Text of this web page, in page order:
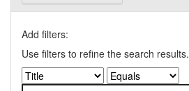
Add filters:
Use filters to refine the search results.